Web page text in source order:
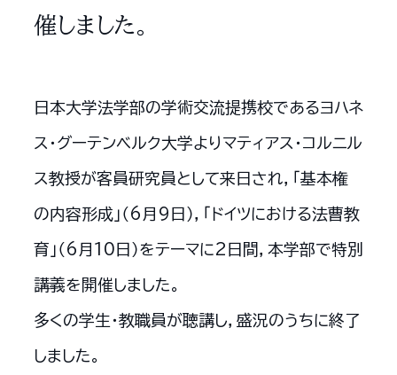
催しました。
日本大学法学部の学術交流提携校であるヨハネ
ス・グーテンベルク大学よりマティアス・コルニル
ス教授が客員研究員として来日され，「基本権
の内容形成」（6月9日），「ドイツにおける法曹教
育」（6月10日）をテーマに2日間，本学部で特別
講義を開催しました。
多くの学生・教職員が聴講し，盛況のうちに終了
しました。